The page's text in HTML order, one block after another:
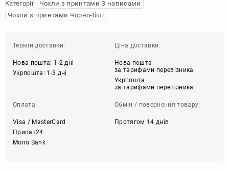
Категорії:
Чохли з принтами З написами
Чохли з принтами Чорно-білі
Термін доставки:
Нова пошта: 1-2 дні
Укрпошта: 1-3 дні
Ціна доставки:
Нова пошта
за тарифами перевізника
Укрпошта
за тарифами перевізника
Оплата:
Visa / MasterCard
Приват24
Mono Bank
Обмін / повернення товару:
Протягом 14 днів